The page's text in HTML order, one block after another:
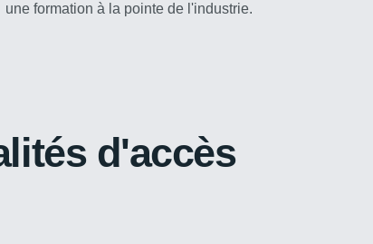
une formation à la pointe de l'industrie.
d'accès